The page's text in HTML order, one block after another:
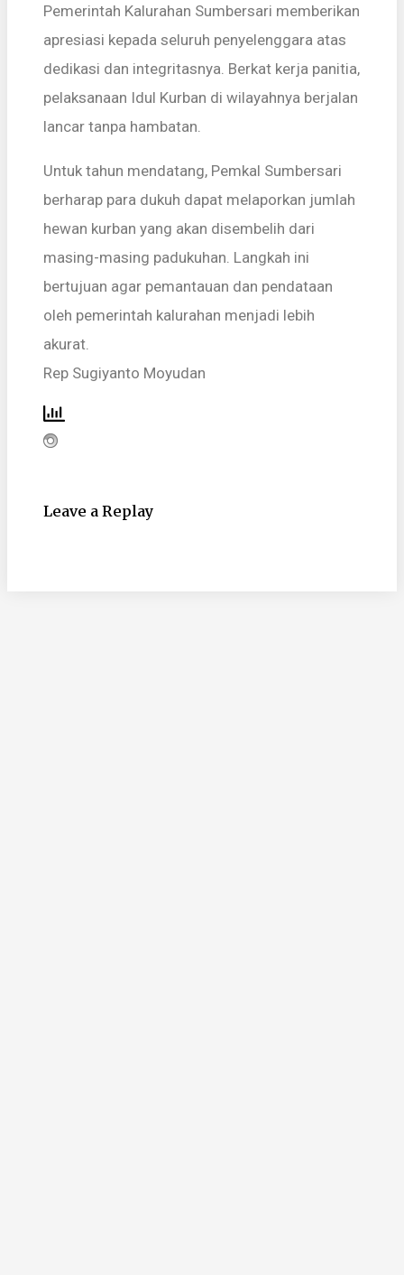
Pemerintah Kalurahan Sumbersari memberikan
apresiasi kepada seluruh penyelenggara atas
dedikasi dan integritasnya. Berkat kerja panitia,
pelaksanaan Idul Kurban di wilayahnya berjalan
lancar tanpa hambatan.
Untuk tahun mendatang, Pemkal Sumbersari
berharap para dukuh dapat melaporkan jumlah
hewan kurban yang akan disembelih dari
masing-masing padukuhan. Langkah ini
bertujuan agar pemantauan dan pendataan
oleh pemerintah kalurahan menjadi lebih
akurat.
Rep Sugiyanto Moyudan
Leave a Replay